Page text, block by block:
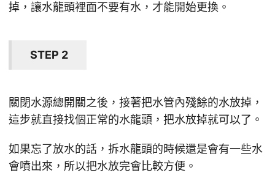
掉，讓水龍頭裡面不要有水，才能開始更換。
STEP 2
關閉水源總開關之後，接著把水管內殘餘的水放掉，
這步就直接找個正常的水龍頭，把水放掉就可以了。
如果忘了放水的話，拆水龍頭的時候還是會有一些水
會噴出來，所以把水放完會比較方便。